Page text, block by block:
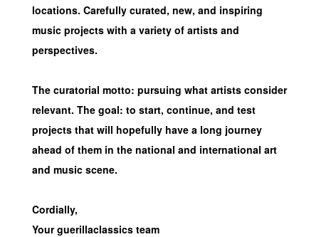
locations. Carefully curated, new, and inspiring
music projects with a variety of artists and
perspectives.
The curatorial motto: pursuing what artists consider
relevant. The goal: to start, continue, and test
projects that will hopefully have a long journey
ahead of them in the national and international art
and music scene.
Cordially,
Your guerillaclassics team